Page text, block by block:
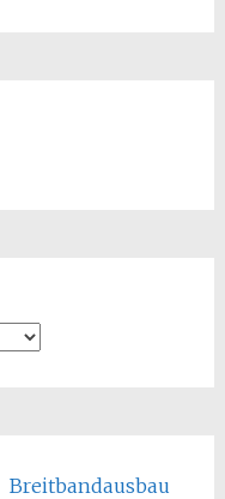
Breitbandausbau